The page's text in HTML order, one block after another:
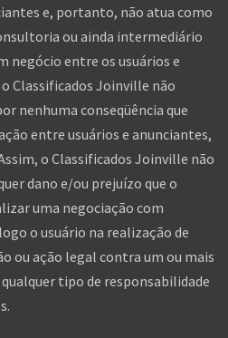
e, portanto, não atua como
ou ainda intermediário
negócio entre os usuários e
Classificados Joinville não
nenhuma conseqüência que
entre usuários e anunciantes,
o Classificados Joinville não
dano e/ou prejuízo que o
uma negociação com
o usuário na realização de
ou ação legal contra um ou mais
tipo de responsabilidade